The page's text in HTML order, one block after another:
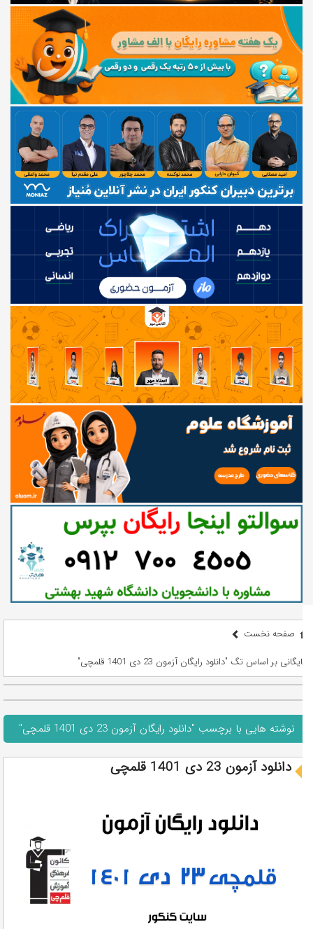
صفحه نخست
بایگانی بر اساس تگ "دانلود رایگان آزمون 23 دی 1401 قلمچی"
نوشته هایی با برچسب "دانلود رایگان آزمون 23 دی 1401 قلمچی"
دانلود آزمون 23 دی 1401 قلمچی